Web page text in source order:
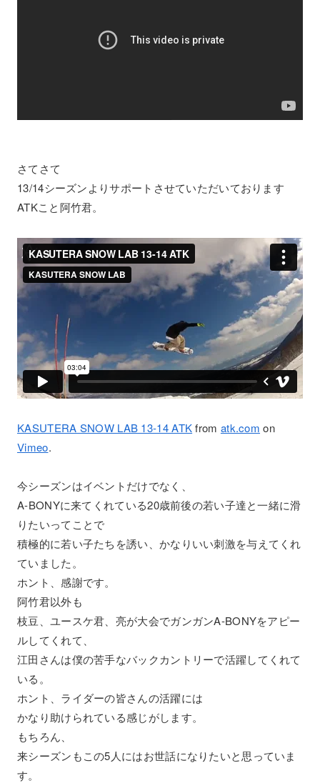
さてさて
13/14シーズンよりサポートさせていただいております
ATKこと阿竹君。
KASUTERA SNOW LAB 13-14 ATKfrom atk.com on
Vimeo.
今シーズンはイベントだけでなく、
A-BONYに来てくれている20歳前後の若い子達と一緒に滑
りたいってことで
積極的に若い子たちを誘い、かなりいい刺激を与えてくれ
ていました。
ホント、感謝です。
阿竹君以外も
枝豆、ユースケ君、亮が大会でガンガンA-BONYをアピー
ルしてくれて、
江田さんは僕の苦手なバックカントリーで活躍してくれて
いる。
ホント、ライダーの皆さんの活躍には
かなり助けられている感じがします。
もちろん、
来シーズンもこの5人にはお世話になりたいと思っていま
す。